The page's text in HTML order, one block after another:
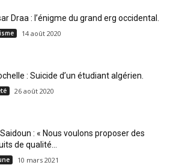
Draa : l’énigme du grand erg occidental.
14 août 2020
: Suicide d’un étudiant algérien.
26 août 2020
: « Nous voulons proposer des
de qualité...
10 mars 2021